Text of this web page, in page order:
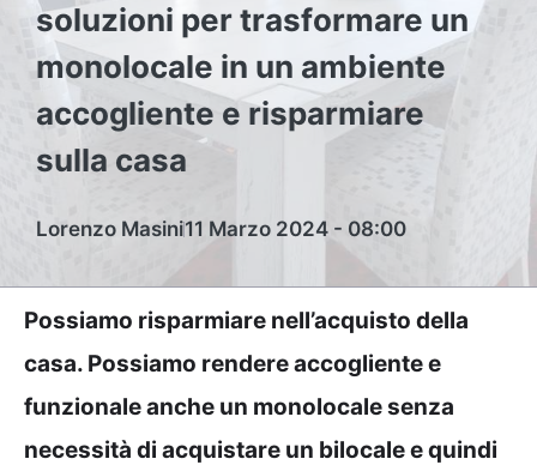
soluzioni per trasformare un
monolocale in un ambiente
accogliente e risparmiare
sulla casa
Lorenzo Masini11 Marzo 2024 - 08:00
Possiamo risparmiare nell’acquisto della
casa. Possiamo rendere accogliente e
funzionale anche un monolocale senza
necessità di acquistare un bilocale e quindi